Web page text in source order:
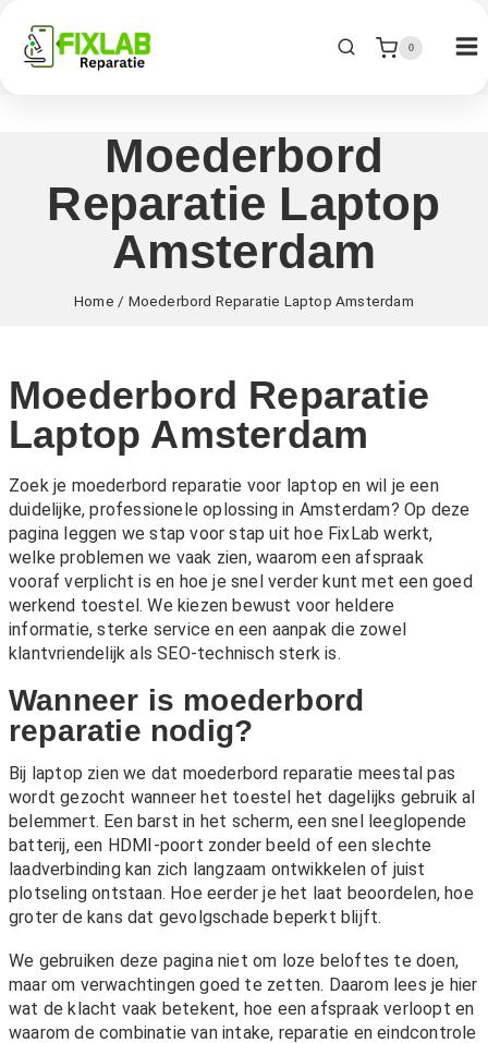
0
Moederbord
Reparatie Laptop
Amsterdam
Home / Moederbord Reparatie Laptop Amsterdam
Moederbord Reparatie
Laptop Amsterdam
Zoek je moederbord reparatie voor laptop en wil je een
duidelijke, professionele oplossing in Amsterdam? Op deze
pagina leggen we stap voor stap uit hoe FixLab werkt,
welke problemen we vaak zien, waarom een afspraak
vooraf verplicht is en hoe je snel verder kunt met een goed
werkend toestel. We kiezen bewust voor heldere
informatie, sterke service en een aanpak die zowel
klantvriendelijk als SEO-technisch sterk is.
Wanneer is moederbord
reparatie nodig?
Bij laptop zien we dat moederbord reparatie meestal pas
wordt gezocht wanneer het toestel het dagelijks gebruik al
belemmert. Een barst in het scherm, een snel leeglopende
batterij, een HDMI-poort zonder beeld of een slechte
laadverbinding kan zich langzaam ontwikkelen of juist
plotseling ontstaan. Hoe eerder je het laat beoordelen, hoe
groter de kans dat gevolgschade beperkt blijft.
We gebruiken deze pagina niet om loze beloftes te doen,
maar om verwachtingen goed te zetten. Daarom lees je hier
wat de klacht vaak betekent, hoe een afspraak verloopt en
waarom de combinatie van intake, reparatie en eindcontrole